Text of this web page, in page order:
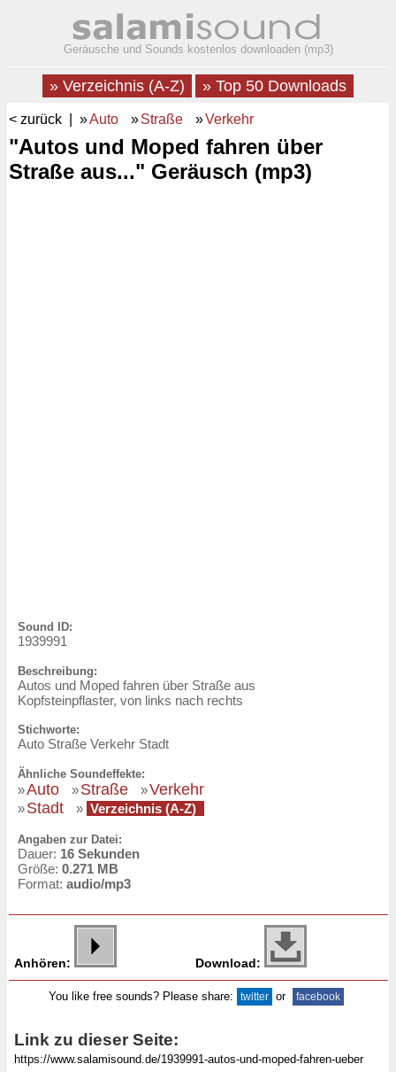
Geräusche und Sounds kostenlos downloaden (mp3)
» Verzeichnis (A-Z) » Top 50 Downloads
< zurück | »Auto »Straße »Verkehr
"Autos und Moped fahren über
Straße aus..." Geräusch (mp3)
Sound ID:
1939991
Beschreibung:
Autos und Moped fahren über Straße aus
Kopfsteinpflaster, von links nach rechts
Stichworte:
Auto Straße Verkehr Stadt
Ähnliche Soundeffekte:
»Auto »Straße »Verkehr
»Stadt » Verzeichnis (A-Z)
Angaben zur Datei:
Dauer: 16 Sekunden
Größe: 0.271 MB
Format: audio/mp3
Anhören: Download:
You like free sounds? Please share: twitter or facebook
Link zu dieser Seite: